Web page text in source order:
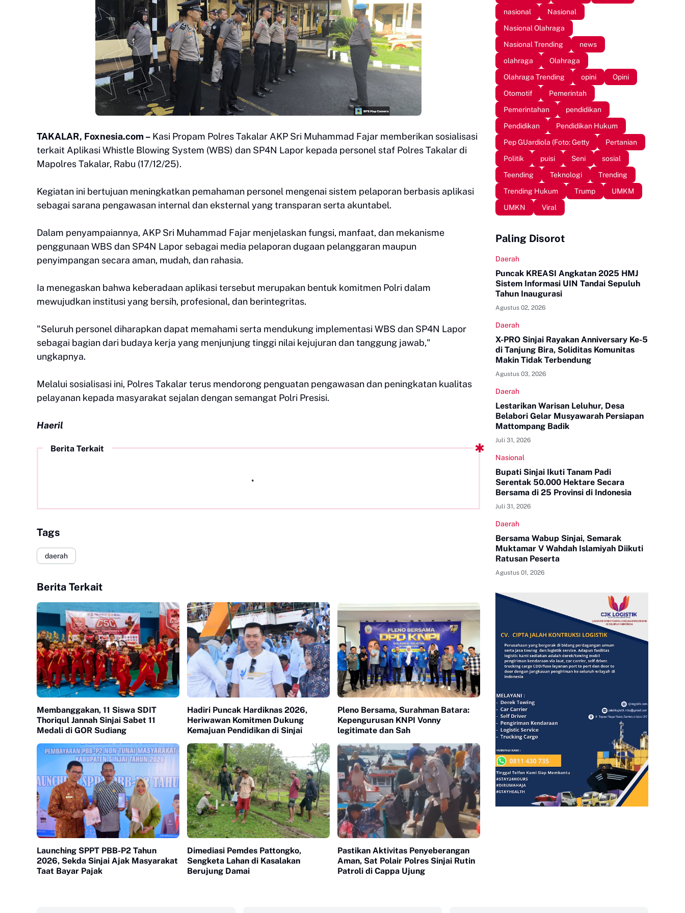
TAKALAR, Foxnesia.com – Kasi Propam Polres Takalar AKP Sri Muhammad Fajar memberikan sosialisasi
terkait Aplikasi Whistle Blowing System (WBS) dan SP4N Lapor kepada personel staf Polres Takalar di
Mapolres Takalar, Rabu (17/12/25).
Kegiatan ini bertujuan meningkatkan pemahaman personel mengenai sistem pelaporan berbasis aplikasi
sebagai sarana pengawasan internal dan eksternal yang transparan serta akuntabel.
Dalam penyampaiannya, AKP Sri Muhammad Fajar menjelaskan fungsi, manfaat, dan mekanisme
penggunaan WBS dan SP4N Lapor sebagai media pelaporan dugaan pelanggaran maupun
penyimpangan secara aman, mudah, dan rahasia.
Ia menegaskan bahwa keberadaan aplikasi tersebut merupakan bentuk komitmen Polri dalam
mewujudkan institusi yang bersih, profesional, dan berintegritas.
"Seluruh personel diharapkan dapat memahami serta mendukung implementasi WBS dan SP4N Lapor
sebagai bagian dari budaya kerja yang menjunjung tinggi nilai kejujuran dan tanggung jawab,"
ungkapnya.
Melalui sosialisasi ini, Polres Takalar terus mendorong penguatan pengawasan dan peningkatan kualitas
pelayanan kepada masyarakat sejalan dengan semangat Polri Presisi.
Haeril
Berita Terkait
Tags
daerah
Berita Terkait
Membanggakan, 11 Siswa SDIT
Thoriqul Jannah Sinjai Sabet 11
Medali di GOR Sudiang
Hadiri Puncak Hardiknas 2026,
Heriwawan Komitmen Dukung
Kemajuan Pendidikan di Sinjai
Pleno Bersama, Surahman Batara:
Kepengurusan KNPI Vonny
legitimate dan Sah
Launching SPPT PBB-P2 Tahun
2026, Sekda Sinjai Ajak Masyarakat
Taat Bayar Pajak
Dimediasi Pemdes Pattongko,
Sengketa Lahan di Kasalakan
Berujung Damai
Pastikan Aktivitas Penyeberangan
Aman, Sat Polair Polres Sinjai Rutin
Patroli di Cappa Ujung
nasional
Nasional
Nasional Olahraga
Nasional Trending
news
olahraga
Olahraga
Olahraga Trending
opini
Opini
Otomotif
Pemerintah
Pemerintahan
pendidikan
Pendidikan
Pendidikan Hukum
Pep GUardiola (Foto: Getty
Pertanian
Politik
puisi Seni
sosial
Teending
Teknologi
Trending
Trending Hukum
Trump
UMKM
UMKN
Viral
Paling Disorot
Daerah
Puncak KREASI Angkatan 2025 HMJ
Sistem Informasi UIN Tandai Sepuluh
Tahun Inaugurasi
Agustus 02, 2026
Daerah
X-PRO Sinjai Rayakan Anniversary Ke-5
di Tanjung Bira, Soliditas Komunitas
Makin Tidak Terbendung
Agustus 03, 2026
Daerah
Lestarikan Warisan Leluhur, Desa
Belabori Gelar Musyawarah Persiapan
Mattompang Badik
Juli 31, 2026
Nasional
Bupati Sinjai Ikuti Tanam Padi
Serentak 50.000 Hektare Secara
Bersama di 25 Provinsi di Indonesia
Juli 31, 2026
Daerah
Bersama Wabup Sinjai, Semarak
Muktamar V Wahdah Islamiyah Diikuti
Ratusan Peserta
Agustus 01, 2026